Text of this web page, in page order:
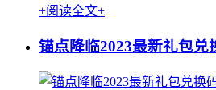
+阅读全文+
锚点降临2023最新礼包兑